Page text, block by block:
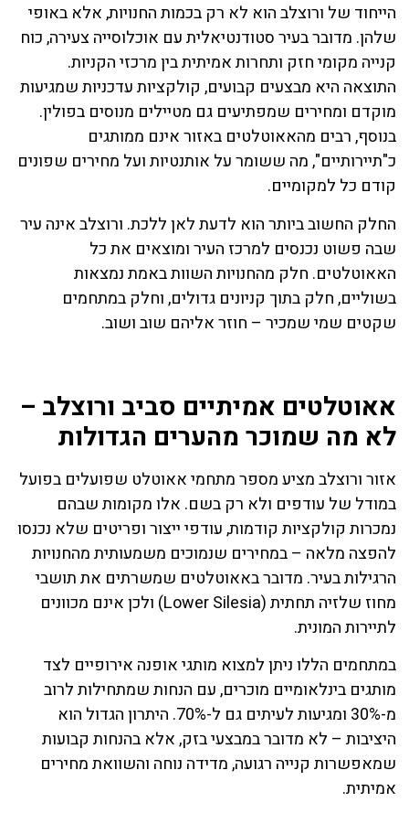
הייחוד של ורוצלב הוא לא רק בכמות החנויות, אלא באופי
שלהן. מדובר בעיר סטודנטיאלית עם אוכלוסייה צעירה, כוח
קנייה מקומי חזק ותחרות אמיתית בין מרכזי הקניות.
התוצאה היא מבצעים קבועים, קולקציות עדכניות שמגיעות
מוקדם ומחירים שמפתיעים גם מטיילים מנוסים בפולין.
בנוסף, רבים מהאאוטלטים באזור אינם ממותגים
כ"תיירותיים", מה ששומר על אותנטיות ועל מחירים שפונים
קודם כל למקומיים.
החלק החשוב ביותר הוא לדעת לאן ללכת. ורוצלב אינה עיר
שבה פשוט נכנסים למרכז העיר ומוצאים את כל
האאוטלטים. חלק מהחנויות השוות באמת נמצאות
בשוליים, חלק בתוך קניונים גדולים, וחלק במתחמים
שקטים שמי שמכיר – חוזר אליהם שוב ושוב.
אאוטלטים אמיתיים סביב ורוצלב –
לא מה שמוכר מהערים הגדולות
אזור ורוצלב מציע מספר מתחמי אאוטלט שפועלים בפועל
במודל של עודפים ולא רק בשם. אלו מקומות שבהם
נמכרות קולקציות קודמות, עודפי ייצור ופריטים שלא נכנסו
להפצה מלאה – במחירים שנמוכים משמעותית מהחנויות
הרגילות בעיר. מדובר באאוטלטים שמשרתים את תושבי
מחוז שלזיה תחתית (Lower Silesia) ולכן אינם מכוונים
לתיירות המונית.
במתחמים הללו ניתן למצוא מותגי אופנה אירופיים לצד
מותגים בינלאומיים מוכרים, עם הנחות שמתחילות לרוב
מ-30% ומגיעות לעיתים גם ל-70%. היתרון הגדול הוא
היציבות – לא מדובר במבצעי בזק, אלא בהנחות קבועות
שמאפשרות קנייה רגועה, מדידה נוחה והשוואת מחירים
אמיתית.